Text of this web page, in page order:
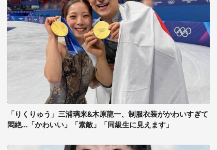
「りくりゅう」三浦璃来&木原龍一、制服衣装がかわいすぎて
悶絶...「かわいい」「素敵」「同級生に見えます」